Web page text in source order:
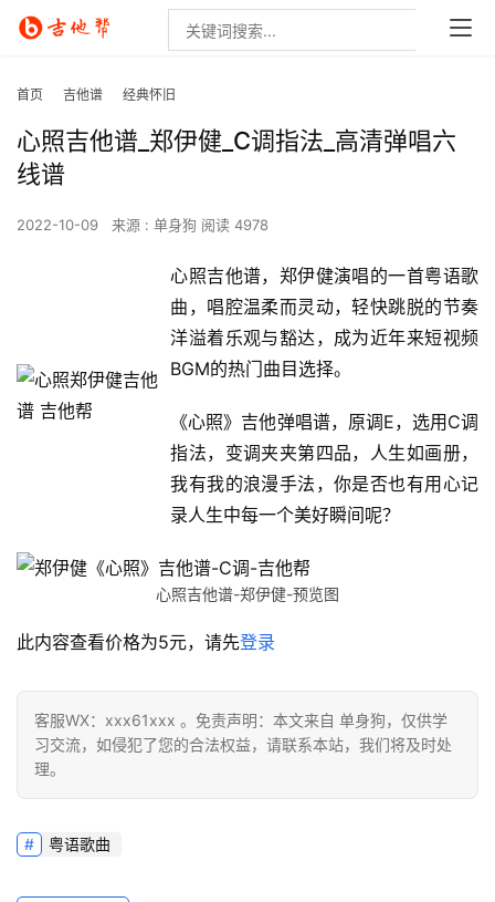
首页 吉他谱 经典怀旧
心照吉他谱_郑伊健_C调指法_高清弹唱六
线谱
2022-10-09 来源 : 单身狗 阅读 4978
心照吉他谱，郑伊健演唱的一首粤语歌
曲，唱腔温柔而灵动，轻快跳脱的节奏
洋溢着乐观与豁达，成为近年来短视频
BGM的热门曲目选择。
《心照》吉他弹唱谱，原调E，选用C调
指法，变调夹夹第四品，人生如画册，
我有我的浪漫手法，你是否也有用心记
录人生中每一个美好瞬间呢？
心照吉他谱-郑伊健-预览图
此内容查看价格为5元，请先登录
客服WX：xxx61xxx 。免责声明：本文来自 单身狗，仅供学
习交流，如侵犯了您的合法权益，请联系本站，我们将及时处
理。
粤语歌曲